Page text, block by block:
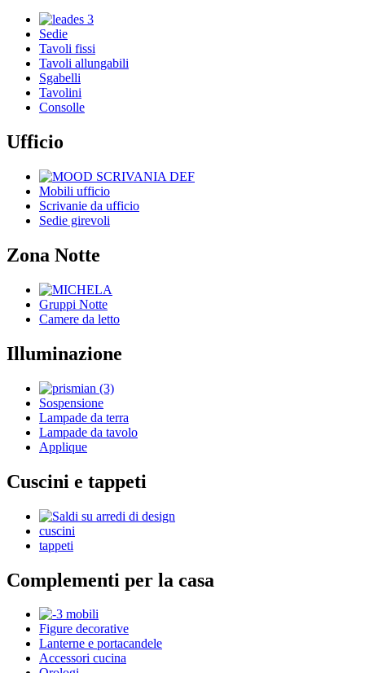
Sedie
Tavoli fissi
Tavoli allungabili
Sgabelli
Tavolini
Consolle
Ufficio
Mobili ufficio
Scrivanie da ufficio
Sedie girevoli
Zona Notte
Gruppi Notte
Camere da letto
Illuminazione
Sospensione
Lampade da terra
Lampade da tavolo
Applique
Cuscini e tappeti
cuscini
tappeti
Complementi per la casa
Figure decorative
Lanterne e portacandele
Accessori cucina